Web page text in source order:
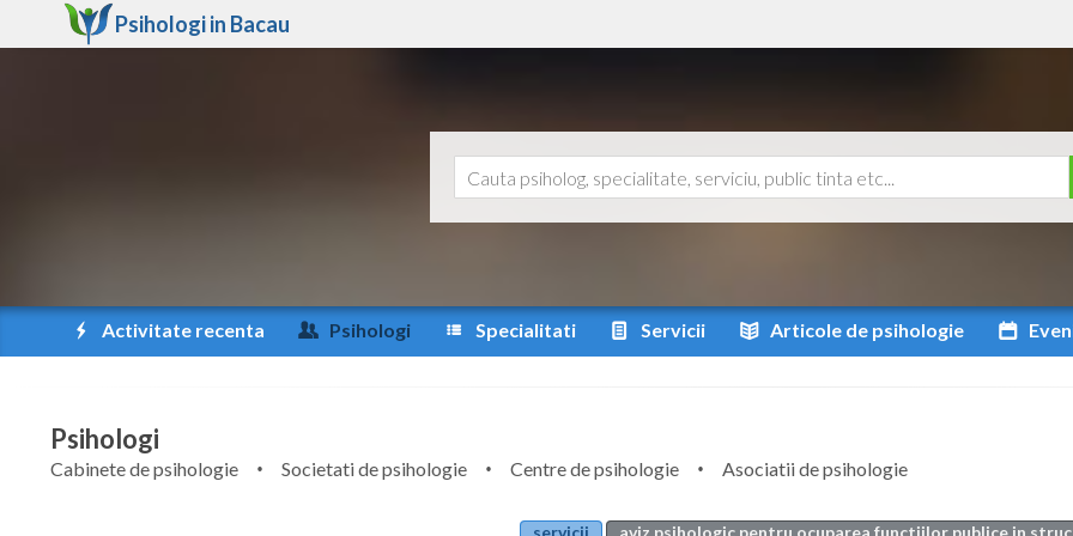
Psihologi in Bacau
Activitate recenta Psihologi Specialitati Servicii Articole de psihologie
Psihologi
Cabinete de psihologie Societati de psihologie Centre de psihologie
Asociatii de psihologie
servicii
aviz psihologic pentru ocuparea functiilor publice in